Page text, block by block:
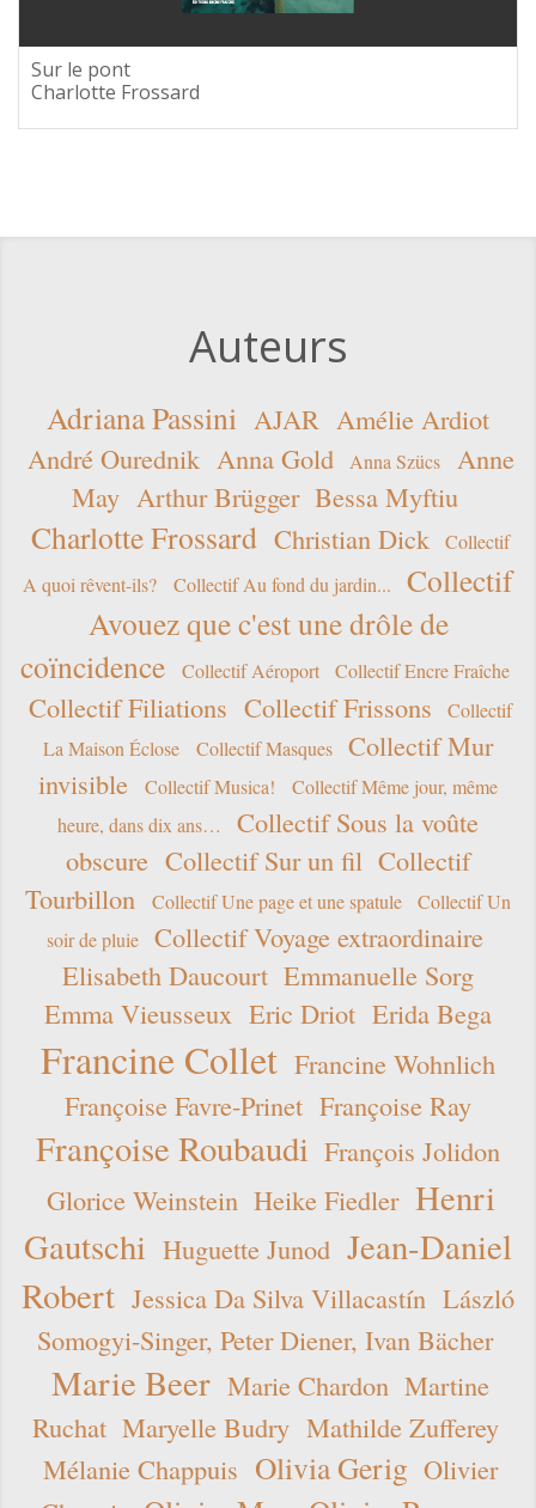
Sur le pont
Charlotte Frossard
Auteurs
Adriana Passini AJAR Amélie Ardiot
André Ourednik Anna Gold Anna Szücs
Anne
May Arthur Brügger Bessa Myftiu
Charlotte Frossard Christian Dick
Collectif
A quoi rêvent-ils?
Collectif Au fond du jardin...
Collectif
Avouez que c'est une drôle de
coïncidence
Collectif Aéroport Collectif Encre Fraîche
Collectif Filiations Collectif Frissons
Collectif
La Maison Éclose
Collectif Masques
Collectif Mur
invisible
Collectif Musica!
Collectif Même jour, même
heure, dans dix ans…
Collectif Sous la voûte
obscure Collectif Sur un fil Collectif
Tourbillon
Collectif Une page et une spatule
Collectif Un
soir de pluie
Collectif Voyage extraordinaire
Elisabeth Daucourt Emmanuelle Sorg
Emma Vieusseux Eric Driot Erida Bega
Francine Collet Francine Wohnlich
Françoise Favre-Prinet Françoise Ray
Françoise Roubaudi François Jolidon
Glorice Weinstein Heike Fiedler Henri
Gautschi Huguette Junod Jean-Daniel
Robert Jessica Da Silva Villacastín László
Somogyi-Singer, Peter Diener, Ivan Bächer
Marie Beer Marie Chardon Martine
Ruchat Maryelle Budry Mathilde Zufferey
Mélanie Chappuis Olivia Gerig Olivier